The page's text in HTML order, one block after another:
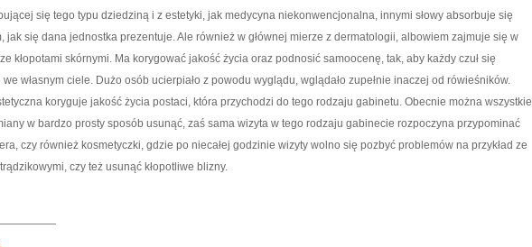
LAT
się tego typu dziedziną i z estetyki, jak medycyna niekonwencjonalna, innymi słowy absorbuje się
jak się dana jednostka prezentuje. Ale również w głównej mierze z dermatologii, albowiem zajmuje się w
kłopotami skórnymi. Ma korygować jakość życia oraz podnosić samoocenę, tak, aby każdy czuł się
własnym ciele. Dużo osób ucierpiało z powodu wyglądu, wglądało zupełnie inaczej od rówieśników.
koryguje jakość życia postaci, która przychodzi do tego rodzaju gabinetu. Obecnie można wszystkie
w bardzo prosty sposób usunąć, zaś sama wizyta w tego rodzaju gabinecie rozpoczyna przypominać
czy również kosmetyczki, gdzie po niecałej godzinie wizyty wolno się pozbyć problemów na przykład ze
czy też usunąć kłopotliwe blizny.